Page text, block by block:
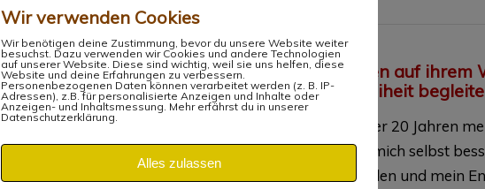
Warum ich Menschen auf ihrem
und emotionaler Freiheit begleite
Energiearbeit ist seit über 20 Jahren
Reise hat mir geholfen, mich selbst
Selbstliebe wiederzufinden und mein
Wir verwenden Cookies
Wir benötigen deine Zustimmung, bevor du unsere Website weiter
besuchst. Dazu verwenden wir Cookies und andere Technologien
auf unserer Website. Diese sind wichtig, weil sie uns helfen, diese
Website und deine Erfahrungen zu verbessern.
Personenbezogenen Daten können verarbeitet werden (z. B. IP-
Adressen), z.B. für personalisierte Anzeigen und Inhalte oder
Anzeigen- und Inhaltsmessung. Mehr erfährst du in unserer
Datenschutzerklärung.
Alles zulassen